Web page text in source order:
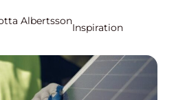
Albertsson
Inspiration